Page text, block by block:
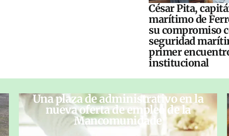
César Pita,
marítimo de
su compromiso
seguridad
primer
institucional
Una plaza de administrativo en la
nueva oferta de empleo de la
Mancomunidade